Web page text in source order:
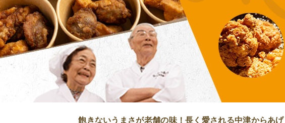
飽きないうまさが老舗の味！長く愛される中津からあげ